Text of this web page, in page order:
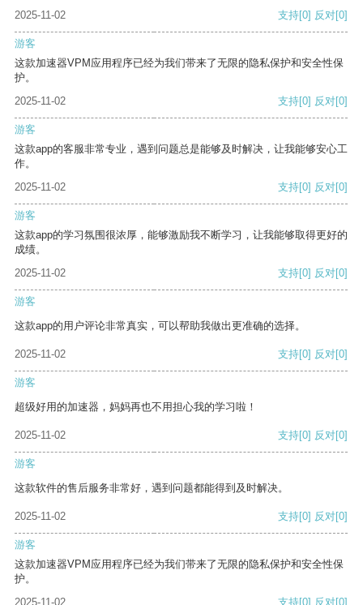
2025-11-02 支持[0] 反对[0]
游客
这款加速器VPM应用程序已经为我们带来了无限的隐私保护和安全性保
护。
2025-11-02
支持[0] 反对[0]
游客
这款app的客服非常专业，遇到问题总是能够及时解决，让我能够安心工
作。
2025-11-02
支持[0] 反对[0]
游客
这款app的学习氛围很浓厚，能够激励我不断学习，让我能够取得更好的
成绩。
2025-11-02
支持[0] 反对[0]
游客
这款app的用户评论非常真实，可以帮助我做出更准确的选择。
2025-11-02 支持[0] 反对[0]
游客
超级好用的加速器，妈妈再也不用担心我的学习啦！
2025-11-02 支持[0] 反对[0]
游客
这款软件的售后服务非常好，遇到问题都能得到及时解决。
2025-11-02 支持[0] 反对[0]
游客
这款加速器VPM应用程序已经为我们带来了无限的隐私保护和安全性保
护。
2025-11-02
支持[0] 反对[0]